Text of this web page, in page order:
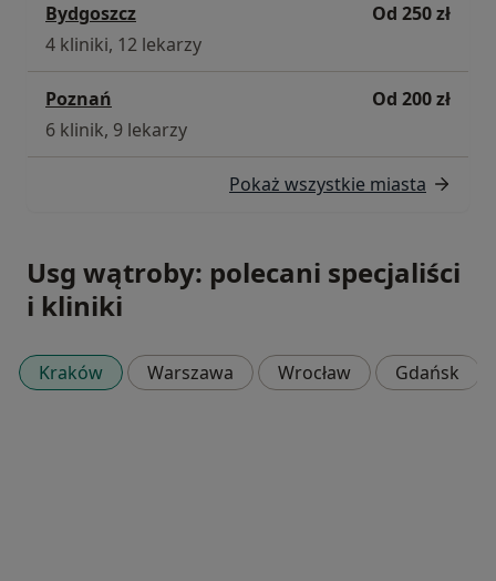
Bydgoszcz
Od 250 zł
4 kliniki, 12 lekarzy
Poznań
Od 200 zł
6 klinik, 9 lekarzy
Pokaż wszystkie miasta
Usg wątroby: polecani specjaliści
i kliniki
Kraków Warszawa Wrocław Gdańsk